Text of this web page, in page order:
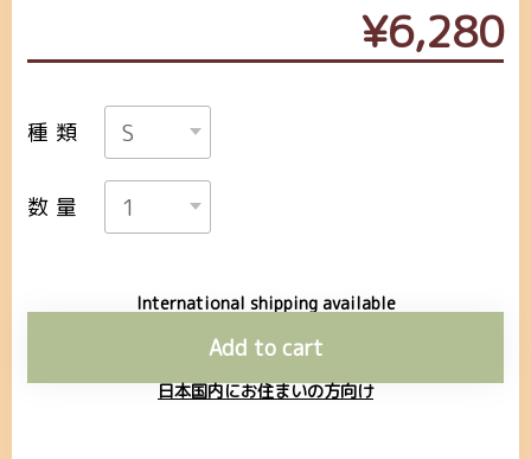
¥6,280
種類
数量
International shipping available
Add to cart
日本国内にお住まいの方向け